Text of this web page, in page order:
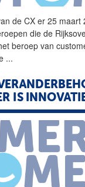
de CX er 25
die de
beroep van
...
IS